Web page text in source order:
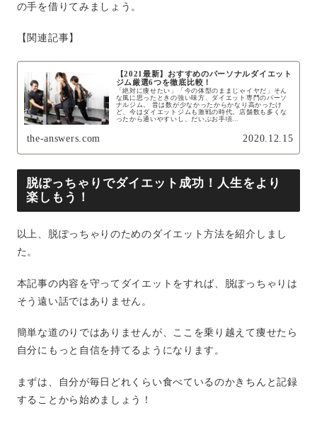
の手を借りてみましょう。
【関連記事】
【2021最新】おすすめのパーソナルダイエット
ジム厳選6つを徹底比較！
「絶対に痩せたい」「今の体型のままじゃイヤだ」そん
な風に思ったときの強い味方、ダイエット専門のパーソ
ナルジム。 昔は数が少なかったからかなり高かったけ
ど、今はダイエットジムも激戦の時代。店舗数も多くな
ったから通いやすいし、だいぶお手頃...
the-answers.com 2020.12.15
脱ぽっちゃりでダイエット成功！人生をより
楽しもう！
以上、脱ぽっちゃりのためのダイエット方法を紹介しまし
た。
本記事の内容を守ってダイエットをすれば、脱ぽっちゃりは
そう遠い話ではありません。
簡単な道のりではありませんが、ここを乗り越えて痩せたら
自分にもっと自信を持てるようになります。
まずは、自分が毎日どれくらい食べているのかきちんと記録
することから始めましょう！